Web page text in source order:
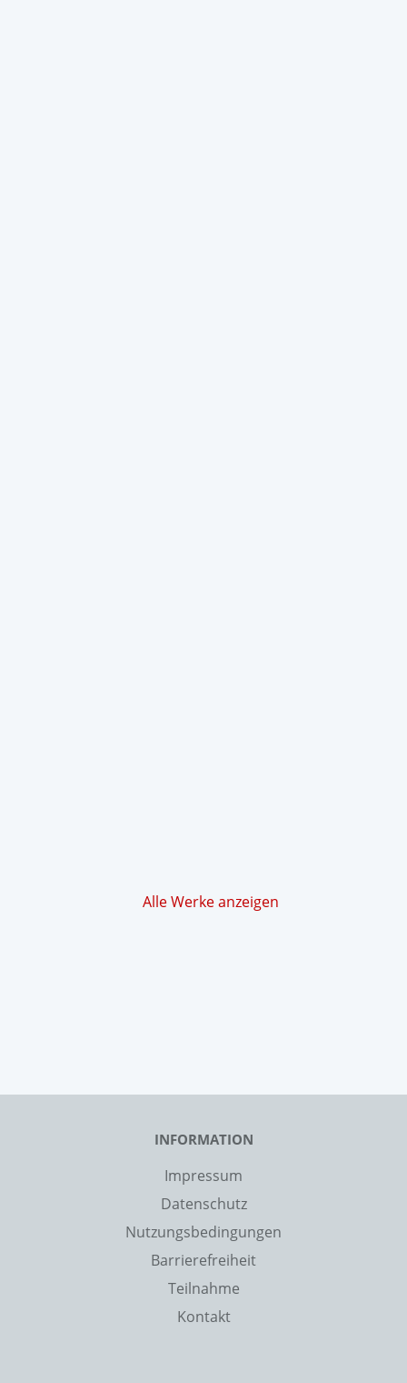
Alle Werke anzeigen
INFORMATION
Impressum
Datenschutz
Nutzungsbedingungen
Barrierefreiheit
Teilnahme
Kontakt